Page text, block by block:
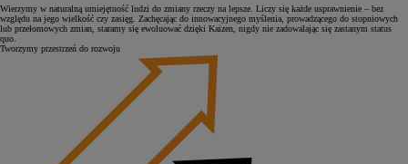
Wierzymy w naturalną umiejętność ludzi do zmiany rzeczy na lepsze. Liczy się każde usprawnienie – bez
względu na jego wielkość czy zasięg. Zachęcając do innowacyjnego myślenia, prowadzącego do stopniowych
lub przełomowych zmian, staramy się ewoluować dzięki Kaizen, nigdy nie zadowalając się zastanym status
quo.
Tworzymy przestrzeń do rozwoju